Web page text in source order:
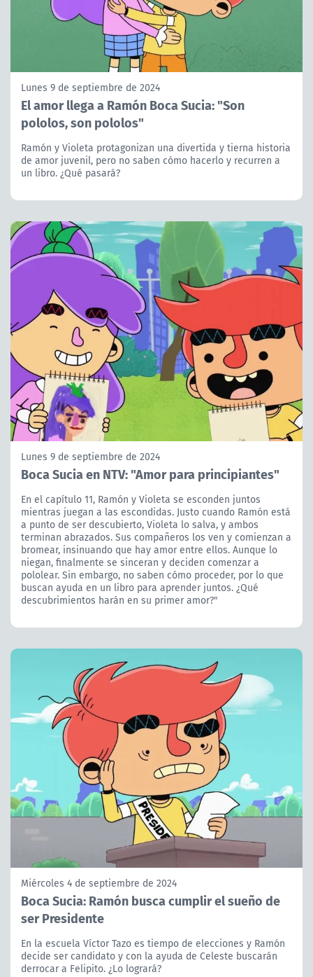
Lunes 9 de septiembre de 2024
El amor llega a Ramón Boca Sucia: "Son
pololos, son pololos"
Ramón y Violeta protagonizan una divertida y tierna historia
de amor juvenil, pero no saben cómo hacerlo y recurren a
un libro. ¿Qué pasará?
Lunes 9 de septiembre de 2024
Boca Sucia en NTV: "Amor para principiantes"
En el capítulo 11, Ramón y Violeta se esconden juntos
mientras juegan a las escondidas. Justo cuando Ramón está
a punto de ser descubierto, Violeta lo salva, y ambos
terminan abrazados. Sus compañeros los ven y comienzan a
bromear, insinuando que hay amor entre ellos. Aunque lo
niegan, finalmente se sinceran y deciden comenzar a
pololear. Sin embargo, no saben cómo proceder, por lo que
buscan ayuda en un libro para aprender juntos. ¿Qué
descubrimientos harán en su primer amor?"
Miércoles 4 de septiembre de 2024
Boca Sucia: Ramón busca cumplir el sueño de
ser Presidente
En la escuela Víctor Tazo es tiempo de elecciones y Ramón
decide ser candidato y con la ayuda de Celeste buscarán
derrocar a Felipito. ¿Lo logrará?